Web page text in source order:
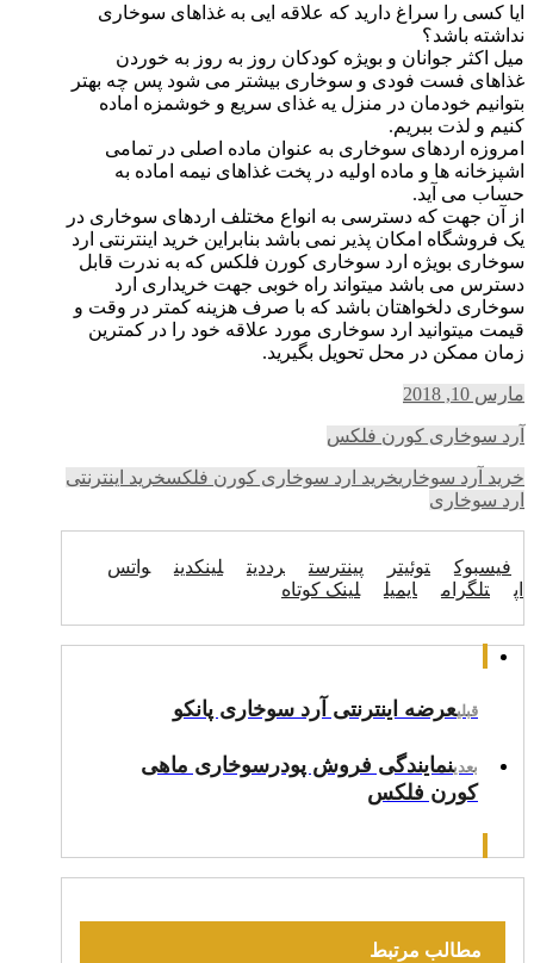
ایا کسی را سراغ دارید که علاقه ایی به غذاهای سوخاری
نداشته باشد؟
میل اکثر جوانان و بویژه کودکان روز به روز به خوردن
غذاهای فست فودی و سوخاری بیشتر می شود پس چه بهتر
بتوانیم خودمان در منزل یه غذای سریع و خوشمزه اماده
کنیم و لذت ببریم.
امروزه اردهای سوخاری به عنوان ماده اصلی در تمامی
اشپزخانه ها و ماده اولیه در پخت غذاهای نیمه اماده به
حساب می آید.
از آن جهت که دسترسی به انواع مختلف اردهای سوخاری در
یک فروشگاه امکان پذیر نمی باشد بنابراین خرید اینترنتی ارد
سوخاری بویژه ارد سوخاری کورن فلکس که به ندرت قابل
دسترس می باشد میتواند راه خوبی جهت خریداری ارد
سوخاری دلخواهتان باشد که با صرف هزینه کمتر در وقت و
قیمت میتوانید ارد سوخاری مورد علاقه خود را در کمترین
زمان ممکن در محل تحویل بگیرید.
مارس 10, 2018
آرد سوخاری کورن فلکس
خرید آرد سوخاریخرید ارد سوخاری کورن فلکسخرید اینترنتی
ارد سوخاری
فیسبوک توئیتر پینترست رددیت لینکدین
واتس
اپ
تلگرام ایمیل لینک کوتاه
قبلیعرضه اینترنتی آرد سوخاری پانکو
بعدینمایندگی فروش پودرسوخاری ماهی
کورن فلکس
مطالب مرتبط